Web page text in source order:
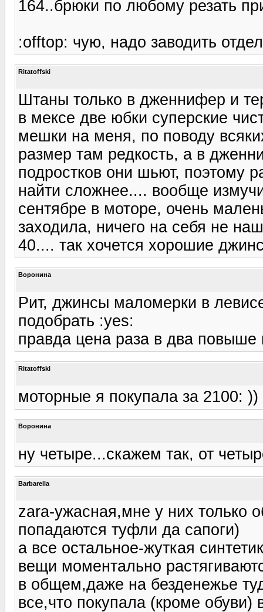
164..брюки по любому резать
:offtop: чую, надо заводить
Ritatoffski
Штаны только в дженнифер и
в мексе две юбки суперские
мешки на меня, по поводу
размер там редкость, а в
подростков они шьют, поэтому
найти сложнее.... вообще
сентябре в моторе, очень
заходила, ничего на себя не
40.... так хочется хорошие
Воронина
Рит, джинсы маломерки в
подобрать :yes:
правда цена раза в два повыше
Ritatoffski
моторные я покупала за 2100:
Воронина
ну четыре...скажем так, от
Barbarella
zara-ужасная,мне у них только
попадаются туфли да сапоги)
а все остальное-жуткая
вещи моментально
в общем,даже на безденежье
все,что покупала (кроме обуви)